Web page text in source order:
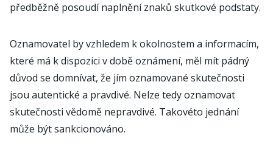
předběžně posoudí naplnění znaků skutkové podstaty.
Oznamovatel by vzhledem k okolnostem a informacím,
které má k dispozici v době oznámení, měl mít pádný
důvod se domnívat, že jím oznamované skutečnosti
jsou autentické a pravdivé. Nelze tedy oznamovat
skutečnosti vědomě nepravdivé. Takovéto jednání
může být sankcionováno.